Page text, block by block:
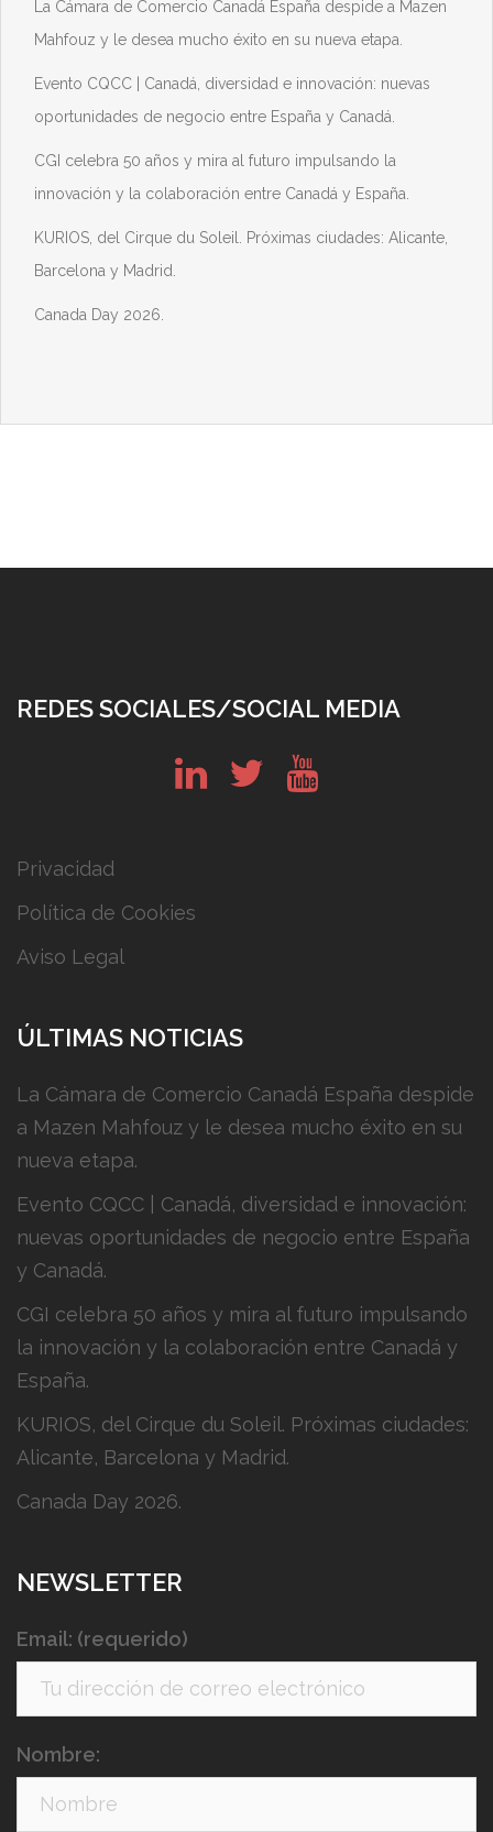
La Cámara de Comercio Canadá España despide a Mazen
Mahfouz y le desea mucho éxito en su nueva etapa.
Evento CQCC | Canadá, diversidad e innovación: nuevas
oportunidades de negocio entre España y Canadá.
CGI celebra 50 años y mira al futuro impulsando la
innovación y la colaboración entre Canadá y España.
KURIOS, del Cirque du Soleil. Próximas ciudades: Alicante,
Barcelona y Madrid.
Canada Day 2026.
REDES SOCIALES/SOCIAL MEDIA
Privacidad
Política de Cookies
Aviso Legal
ÚLTIMAS NOTICIAS
La Cámara de Comercio Canadá España despide
a Mazen Mahfouz y le desea mucho éxito en su
nueva etapa.
Evento CQCC | Canadá, diversidad e innovación:
nuevas oportunidades de negocio entre España
y Canadá.
CGI celebra 50 años y mira al futuro impulsando
la innovación y la colaboración entre Canadá y
España.
KURIOS, del Cirque du Soleil. Próximas ciudades:
Alicante, Barcelona y Madrid.
Canada Day 2026.
NEWSLETTER
Email: (requerido)
Nombre: